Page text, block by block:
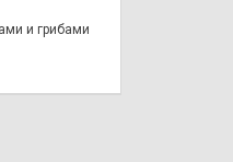
и грибами